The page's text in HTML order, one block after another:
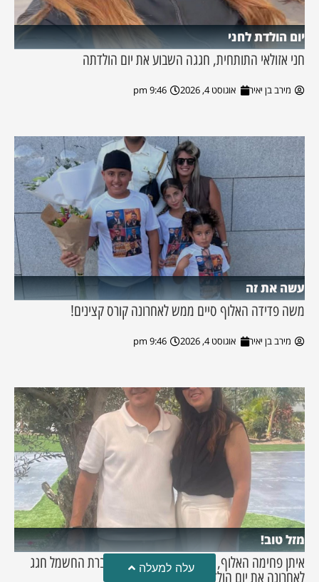
יום הולדת לחני
חני אזולאי התותחית, חגגה השבוע את יום הולדתה
מירב בן יאיר אוגוסט 4, 2026 9:46 pm
עשה את זה
משה פדידה האלוף סיים ממש לאחרונה קורס קצינים!
מירב בן יאיר אוגוסט 4, 2026 9:46 pm
מזל טוב!
איתן פחימה האלוף, העובד שכולנו מכירים מחברת החשמל חגג
לאחרונה את יום הולדתו
עלה למעלה